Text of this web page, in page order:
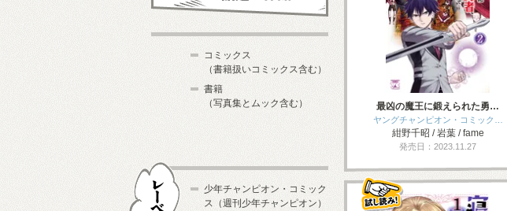
最凶の魔王に鍛えられた勇…
ヤングチャンピオン・コミック…
紺野千昭 / 岩葉 / fame
発売日：2023.11.27
コミックス
（書籍扱いコミックス含む）
書籍
（写真集とムック含む）
少年チャンピオン・コミック
ス（週刊少年チャンピオン）